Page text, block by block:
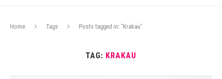
Home Tags Posts tagged in: "Krakau"
TAG: KRAKAU